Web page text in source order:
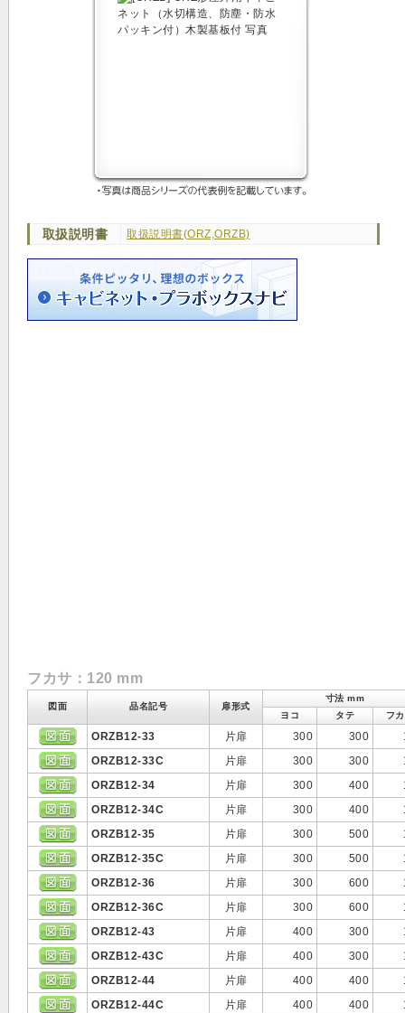
取扱説明書 取扱説明書(ORZ,ORZB)
フカサ：120 mm
図面 品名記号 扉形式
寸法 mm
ヨコ
タテ フ
ORZB12-33 片扉 300 300
ORZB12-33C
片扉 300 300
ORZB12-34
片扉 300 400
ORZB12-34C
片扉 300 400
ORZB12-35
片扉 300 500
ORZB12-35C
片扉 300 500
ORZB12-36
片扉 300 600
ORZB12-36C
片扉 300 600
ORZB12-43
片扉 400 300
ORZB12-43C
片扉 400 300
ORZB12-44
片扉 400 400
ORZB12-44C
片扉 400 400